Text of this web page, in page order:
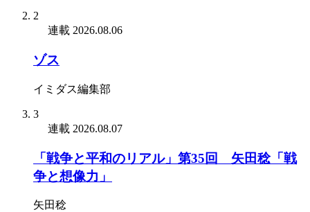
2
連載 2026.08.06
ゾス
イミダス編集部
3
連載 2026.08.07
「戦争と平和のリアル」第35回 矢田稔「戦
争と想像力」
矢田稔